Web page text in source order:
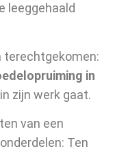
leeggehaald
terechtgekomen:
in
zijn werk gaat.
van een
Ten